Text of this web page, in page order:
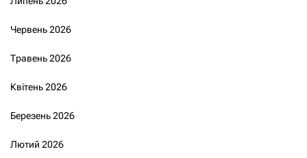
Червень 2026
Травень 2026
Квітень 2026
Березень 2026
Лютий 2026